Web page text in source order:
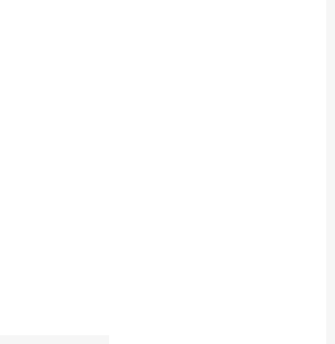
kuhinji, hodniku i
nalaze se i G9 grla koja
izboru.
jasno je usidren u modernoj
pratiocem različitih stilova
inspirativne radne atmosfere
potrebama i postaje